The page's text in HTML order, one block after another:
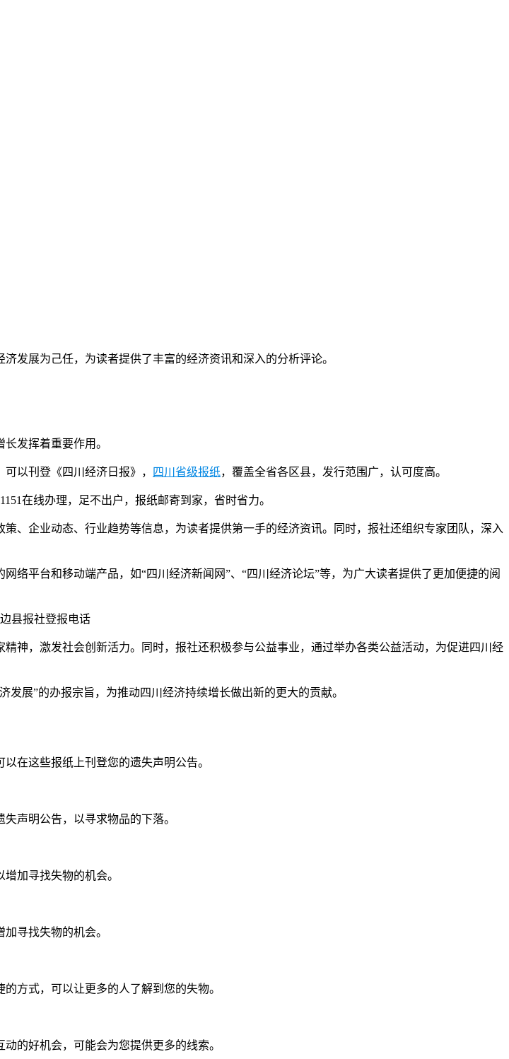
发展为己任，为读者提供了丰富的经济资讯和深入的分析评论。
发挥着重要作用。
以刊登《四川经济日报》， 四川省级报纸，覆盖全省各区县，发行范围广，认可度高。
在线办理，足不出户，报纸邮寄到家，省时省力。
、企业动态、行业趋势等信息，为读者提供第一手的经济资讯。同时，报社还组织专家团队，深入
络平台和移动端产品，如“四川经济新闻网”、“四川经济论坛”等，为广大读者提供了更加便捷的阅
神，激发社会创新活力。同时，报社还积极参与公益事业，通过举办各类公益活动，为促进四川经
展”的办报宗旨，为推动四川经济持续增长做出新的更大的贡献。
在这些报纸上刊登您的遗失声明公告。
声明公告，以寻求物品的下落。
加寻找失物的机会。
寻找失物的机会。
方式，可以让更多的人了解到您的失物。
的好机会，可能会为您提供更多的线索。